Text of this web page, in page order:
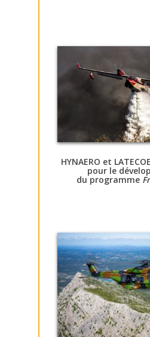
HYNAERO et
pour le
du programme